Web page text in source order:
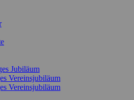
Jubiläum
Vereinsjubiläum
Vereinsjubiläum